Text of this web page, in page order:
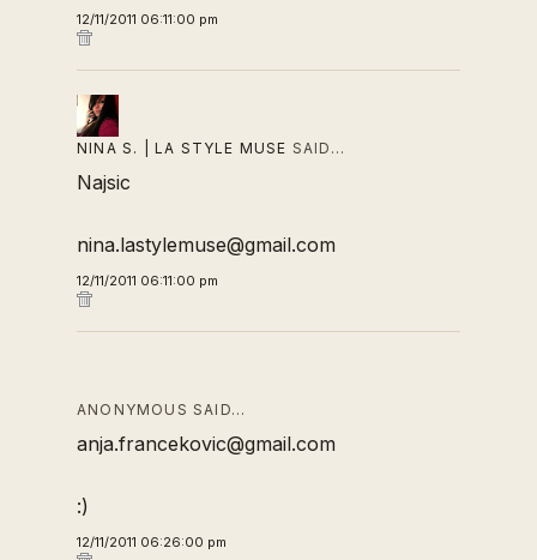
12/11/2011 06:11:00 pm
NINA S. | LA STYLE MUSE SAID…
Najsic
nina.lastylemuse@gmail.com
12/11/2011 06:11:00 pm
ANONYMOUS SAID…
anja.francekovic@gmail.com
:)
12/11/2011 06:26:00 pm